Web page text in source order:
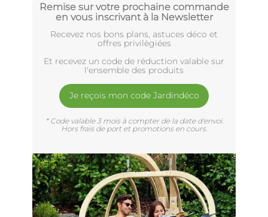
Remise sur votre prochaine commande
en vous inscrivant à la Newsletter
Recevez nos bons plans, astuces déco et
offres privilègiées
Et recevez un code de réduction valable sur
l'ensemble des produits
Je reçois mon code Jardindéco
* Code valable 3 mois à compter de la date d'envoi.
Hors frais de port et promotions en cours.